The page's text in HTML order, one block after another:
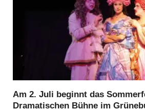
Am 2. Juli beginnt das
Dramatischen Bühne im